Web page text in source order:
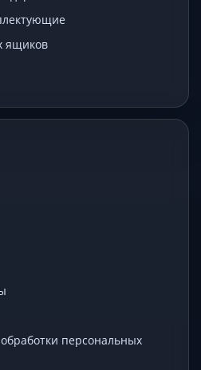
ящиков
персональных